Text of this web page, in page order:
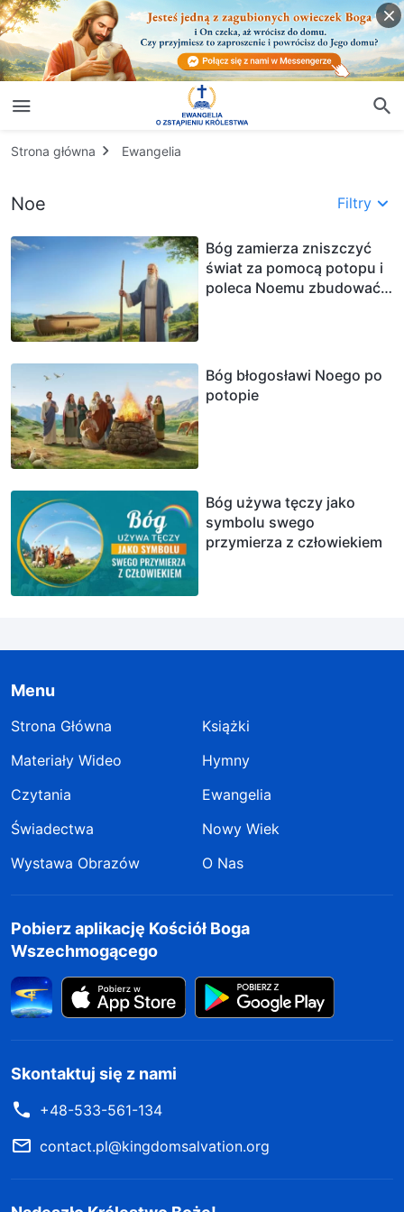
Strona główna Ewangelia
Noe Filtry
Bóg zamierza zniszczyć
świat za pomocą potopu i
poleca Noemu zbudować
Bóg błogosławi Noego po
potopie
Bóg używa tęczy jako
symbolu swego
przymierza z człowiekiem
Menu
Strona Główna
Książki
Materiały Wideo
Hymny
Czytania
Ewangelia
Świadectwa
Nowy Wiek
Wystawa Obrazów
O Nas
Pobierz aplikację Kościół Boga
Wszechmogącego
Skontaktuj się z nami
+48-533-561-134
contact.pl@kingdomsalvation.org